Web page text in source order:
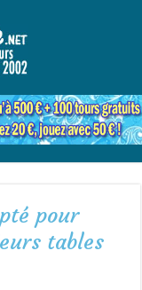
pour
tables